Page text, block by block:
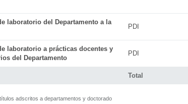
Total
laboratorio del Departamento a la
PDI
laboratorio a prácticas docentes y
del Departamento
PDI
adscritos a departamentos y doctorado